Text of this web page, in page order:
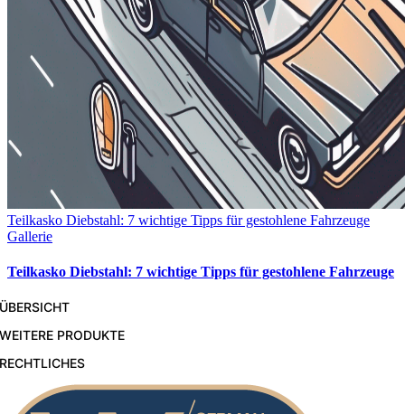
Teilkasko Diebstahl: 7 wichtige Tipps für gestohlene Fahrzeuge
Gallerie
Teilkasko Diebstahl: 7 wichtige Tipps für gestohlene Fahrzeuge
ÜBERSICHT
WEITERE PRODUKTE
RECHTLICHES